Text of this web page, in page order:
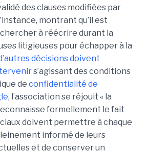
des clauses modifiées par
montrant qu’il est
à réécrire durant la
litigieuses pour échapper à la
décisions doivent
s’agissant des conditions
de confidentialité de
, l’association se réjouit « la
formellement le fait
doivent permettre à chaque
informé de leurs
et de conserver un